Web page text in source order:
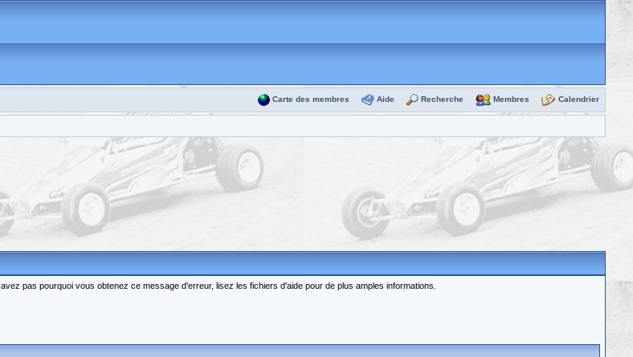
Carte des membres Aide Recherche Membres Calendrier
pas pourquoi vous obtenez ce message d'erreur, lisez les fichiers d'aide pour de plus amples informations.